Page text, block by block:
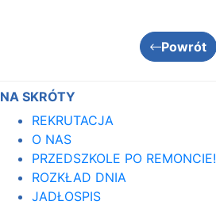
Powrót
NA SKRÓTY
REKRUTACJA
O NAS
PRZEDSZKOLE PO REMONCIE!
ROZKŁAD DNIA
JADŁOSPIS